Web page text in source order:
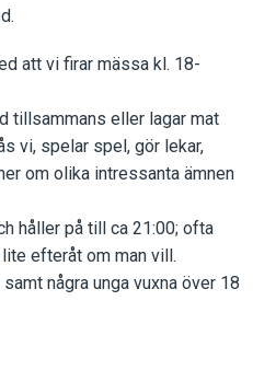
att vi firar mässa kl. 18-
tillsammans eller lagar mat
vi, spelar spel, gör lekar,
om olika intressanta ämnen
håller på till ca 21:00; ofta
efteråt om man vill.
några unga vuxna över 18